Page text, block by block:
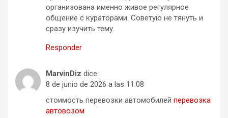
организована именно живое регулярное
общение с кураторами. Советую не тянуть и
сразу изучить тему.
Responder
MarvinDiz dice:
8 de junio de 2026 a las 11:08
стоимость перевозки автомобилей перевозка
автовозом